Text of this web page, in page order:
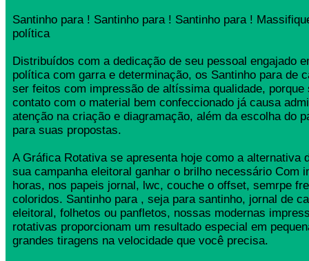
Santinho para ! Santinho para ! Santinho para !
política
Distribuídos com a dedicação de seu pessoal engajado
política com garra e determinação, os Santinho para de
ser feitos com impressão de altíssima qualidade, porque
contato com o material bem confeccionado já causa
atenção na criação e diagramação, além da escolha do
para suas propostas.
A Gráfica Rotativa se apresenta hoje como a alternativa
sua campanha eleitoral ganhar o brilho necessário Com
horas, nos papeis jornal, lwc, couche o offset, semrpe
coloridos. Santinho para , seja para santinho, jornal de
eleitoral, folhetos ou panfletos, nossas modernas
rotativas proporcionam um resultado especial em
grandes tiragens na velocidade que você precisa.